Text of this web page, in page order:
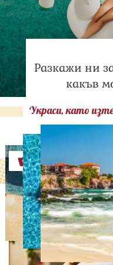
Разкажи ни
какъв
Украси, като
Оферти